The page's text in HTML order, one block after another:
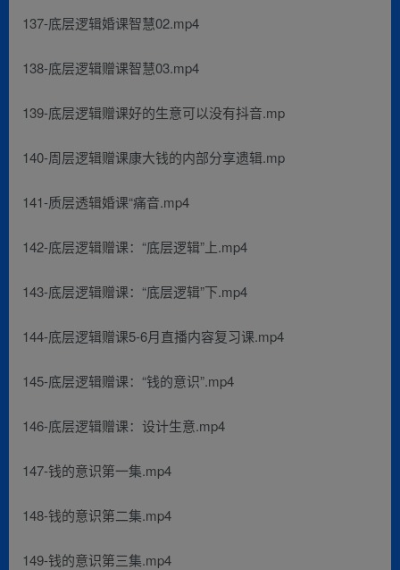
137-底层逻辑婚课智慧02.mp4
138-底层逻辑赠课智慧03.mp4
139-底层逻辑赠课好的生意可以没有抖音.mp
140-周层逻辑赠课康大钱的内部分享遗辑.mp
141-质层透辑婚课“痛音.mp4
142-底层逻辑赠课：“底层逻辑”上.mp4
143-底层逻辑赠课：“底层逻辑”下.mp4
144-底层逻辑赠课5-6月直播内容复习课.mp4
145-底层逻辑赠课：“钱的意识”.mp4
146-底层逻辑赠课：设计生意.mp4
147-钱的意识第一集.mp4
148-钱的意识第二集.mp4
149-钱的意识第三集.mp4